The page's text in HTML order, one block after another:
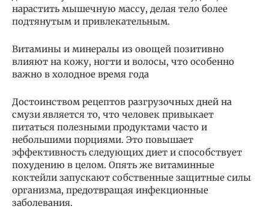
нарастить мышечную массу, делая тело более
подтянутым и привлекательным.
Витамины и минералы из овощей позитивно
влияют на кожу, ногти и волосы, что особенно
важно в холодное время года
Достоинством рецептов разгрузочных дней на
смузи является то, что человек привыкает
питаться полезными продуктами часто и
небольшими порциями. Это повышает
эффективность следующих диет и способствует
похудению в целом. Опять же витаминные
коктейли запускают собственные защитные силы
организма, предотвращая инфекционные
заболевания.